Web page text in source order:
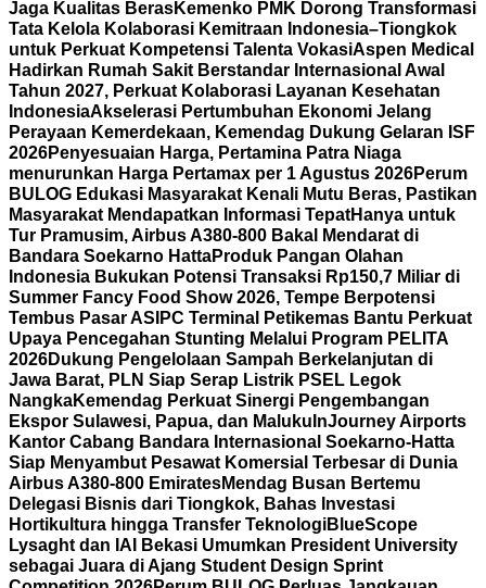
Jaga Kualitas BerasKemenko PMK Dorong Transformasi
Tata Kelola Kolaborasi Kemitraan Indonesia–Tiongkok
untuk Perkuat Kompetensi Talenta VokasiAspen Medical
Hadirkan Rumah Sakit Berstandar Internasional Awal
Tahun 2027, Perkuat Kolaborasi Layanan Kesehatan
IndonesiaAkselerasi Pertumbuhan Ekonomi Jelang
Perayaan Kemerdekaan, Kemendag Dukung Gelaran ISF
2026Penyesuaian Harga, Pertamina Patra Niaga
menurunkan Harga Pertamax per 1 Agustus 2026Perum
BULOG Edukasi Masyarakat Kenali Mutu Beras, Pastikan
Masyarakat Mendapatkan Informasi TepatHanya untuk
Tur Pramusim, Airbus A380-800 Bakal Mendarat di
Bandara Soekarno HattaProduk Pangan Olahan
Indonesia Bukukan Potensi Transaksi Rp150,7 Miliar di
Summer Fancy Food Show 2026, Tempe Berpotensi
Tembus Pasar AS IPC Terminal Petikemas Bantu Perkuat
Upaya Pencegahan Stunting Melalui Program PELITA
2026Dukung Pengelolaan Sampah Berkelanjutan di
Jawa Barat, PLN Siap Serap Listrik PSEL Legok
NangkaKemendag Perkuat Sinergi Pengembangan
Ekspor Sulawesi, Papua, dan Maluku InJourney Airports
Kantor Cabang Bandara Internasional Soekarno-Hatta
Siap Menyambut Pesawat Komersial Terbesar di Dunia
Airbus A380-800 EmiratesMendag Busan Bertemu
Delegasi Bisnis dari Tiongkok, Bahas Investasi
Hortikultura hingga Transfer TeknologiBlueScope
Lysaght dan IAI Bekasi Umumkan President University
sebagai Juara di Ajang Student Design Sprint